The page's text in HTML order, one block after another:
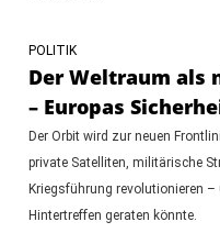
POLITIK
Der Weltraum als
– Europas
Der Orbit wird zur neuen
private Satelliten, militärische
Kriegsführung revolutionieren
Hintertreffen geraten könnte.